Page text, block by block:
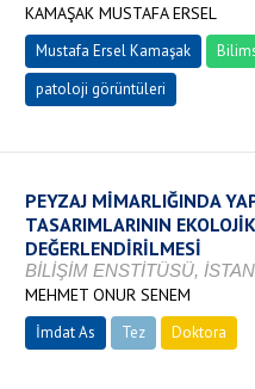
KAMAŞAK MUSTAFA ERSEL
Mustafa Ersel Kamaşak
patoloji görüntüleri
PEYZAJ MİMARLIĞINDA
TASARIMLARININ
DEĞERLENDİRİLMESİ
BİLİŞİM ENSTİTÜSÜ,
MEHMET ONUR SENEM
İmdat As Tez Doktora